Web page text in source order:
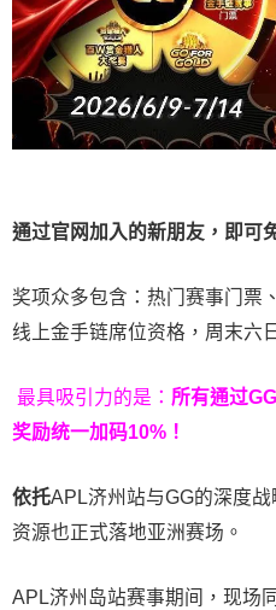
通过官网加入的新朋友，即可
奖项众多包含：热门赛事门票
线上金手链席位资格， 周末六
最具吸引力的是： 所有通过GG
奖励统一加码10% ！
依托APL济州站与GG的深度
资源也正式落地亚洲赛场。
APL济州岛站赛事期间，现场